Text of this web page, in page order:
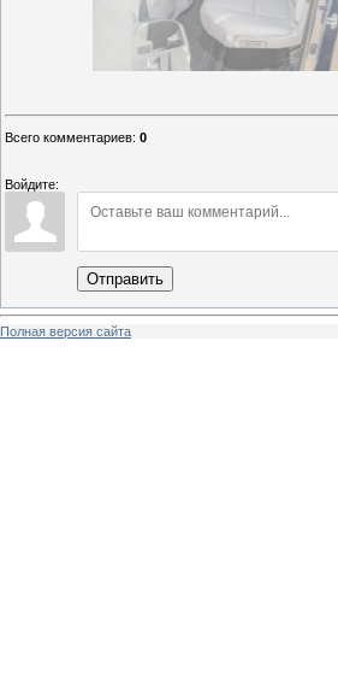
Всего комментариев: 0
Войдите:
Отправить
Полная версия сайта